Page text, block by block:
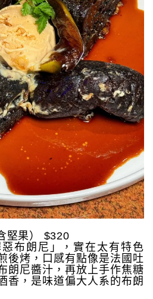
堅果） $320
布朗尼」，實在太有特色
後烤，口感有點像是法國吐
朗尼醬汁，再放上手作焦糖
香，是味道偏大人系的布朗